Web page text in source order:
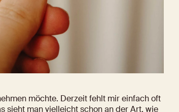
möchte. Derzeit fehlt mir einfach oft
sieht man vielleicht schon an der Art, wie